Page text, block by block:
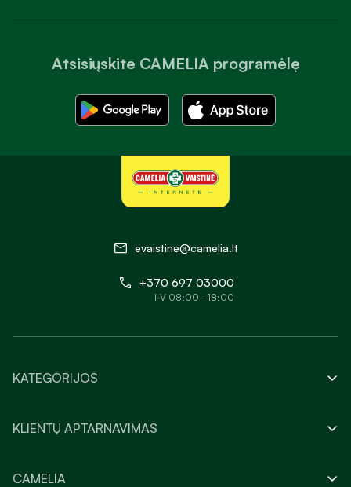
Atsisiųskite CAMELIA programėlę
evaistine@camelia.lt
+370 697 03000
I-V 08:00 - 18:00
KATEGORIJOS
KLIENTŲ APTARNAVIMAS
CAMELIA